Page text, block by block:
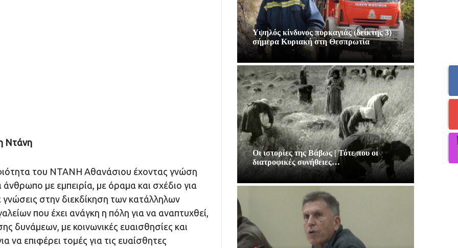
Ντάνη
του ΝΤΑΝΗ Αθανάσιου έχοντας γνώση
άνθρωπο με εμπειρία, με όραμα και σχέδιο για
στην διεκδίκηση των κατάλληλων
που έχει ανάγκη η πόλη για να αναπτυχθεί,
δυνάμεων, με κοινωνικές ευαισθησίες και
να επιφέρει τομές για τις ευαίσθητες
Υψηλός κίνδυνος πυρκαγιάς (δείκτης 3)
σήμερα Κυριακή στη Θεσπρωτία
Οι ιστορίες της Βάβως | Τότε που οι
διατροφικές συνήθειες…